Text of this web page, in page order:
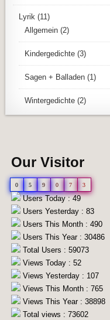
Lyrik (11)
Allgemein (2)
Kindergedichte (3)
Sagen + Balladen (1)
Wintergedichte (2)
Our Visitor
0 5 9 0 7 3
Users Today : 49
Users Yesterday : 83
Users This Month : 490
Users This Year : 30486
Total Users : 59073
Views Today : 52
Views Yesterday : 107
Views This Month : 765
Views This Year : 38898
Total views : 73602